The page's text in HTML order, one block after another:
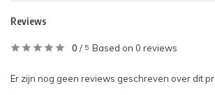
Reviews
0 / 5 Based on 0 reviews
Er zijn nog geen reviews geschreven over dit